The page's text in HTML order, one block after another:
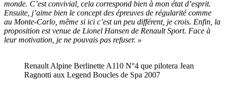
monde. C’est convivial, cela correspond bien à mon état d’esprit.
Ensuite, j’aime bien le concept des épreuves de régularité comme
au Monte-Carlo, même si ici c’est un peu différent, je crois. Enfin, la
proposition est venue de Lionel Hansen de Renault Sport. Face à
leur motivation, je ne pouvais pas refuser. »
Renault Alpine Berlinette A110 N°4 que pilotera Jean
Ragnotti aux Legend Boucles de Spa 2007